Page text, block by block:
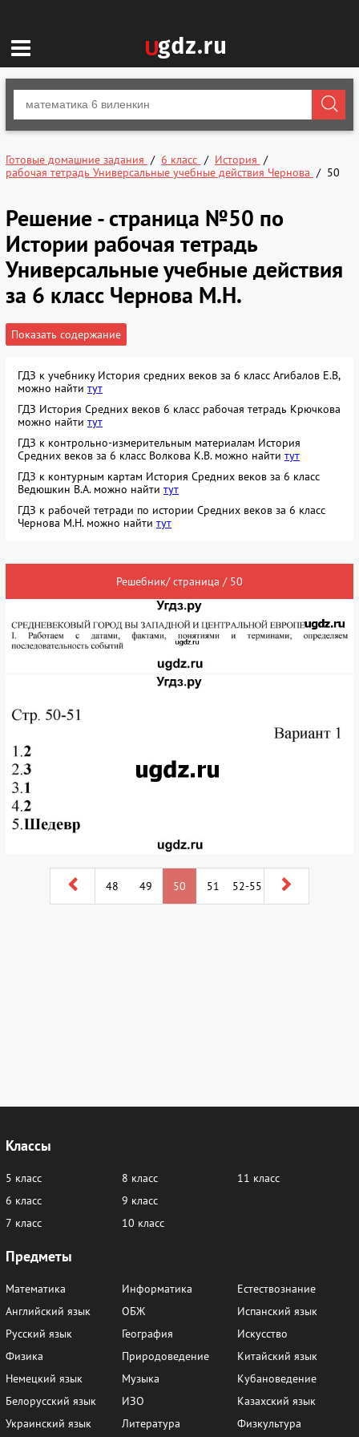
Готовые домашние задания 6 класс
История
рабочая тетрадь Универсальные учебные действия Чернова
50
Решение - страница №50 по
Истории рабочая тетрадь
Универсальные учебные действия
за 6 класс Чернова М.Н.
Показать содержание
ГДЗ к учебнику История средних веков за 6 класс Агибалов Е.В,
можно найти тут
ГДЗ История Средних веков 6 класс рабочая тетрадь Крючкова
можно найти тут
ГДЗ к контрольно-измерительным материалам История
Средних веков за 6 класс Волкова К.В. можно найти тут
ГДЗ к контурным картам История Средних веков за 6 класс
Ведюшкин В.А. можно найти тут
ГДЗ к рабочей тетради по истории Средних веков за 6 класс
Чернова М.Н. можно найти тут
Решебник/ страница / 50
48 49 50 51 52-55
Классы
5 класс
6 класс
7 класс
8 класс
9 класс
10 класс
11 класс
Предметы
Математика
Английский язык
Русский язык
Физика
Немецкий язык
Белорусский язык
Украинский язык
Информатика
ОБЖ
География
Природоведение
Музыка
ИЗО
Литература
Естествознание
Испанский язык
Искусство
Китайский язык
Кубановедение
Казахский язык
Физкультура